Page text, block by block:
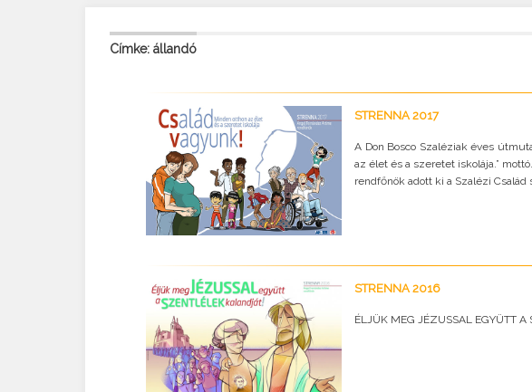
Címke: állandó
STRENNA 2017
A Don Bosco Szaléziak éves
az élet és a szeretet iskolája.”
rendfőnök adott ki a Szalézi Család
STRENNA 2016
ÉLJÜK MEG JÉZUSSAL EGYÜTT A